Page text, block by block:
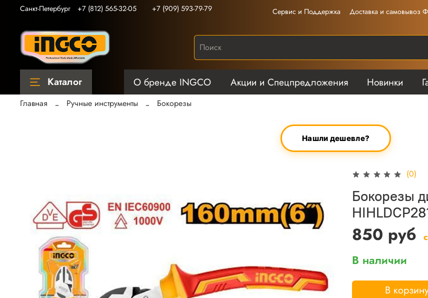
Сервис и Поддержка Доставка и самовывоз
Санкт-Петербург +7 (812) 565-32-05 +7 (909) 593-79-79
Каталог О бренде INGCO Акции и Спецпредложения Новинки
Главная Ручные инструменты Бокорезы
Нашли дешевле?
(0)
Бокорезы
850 руб
В наличии
В